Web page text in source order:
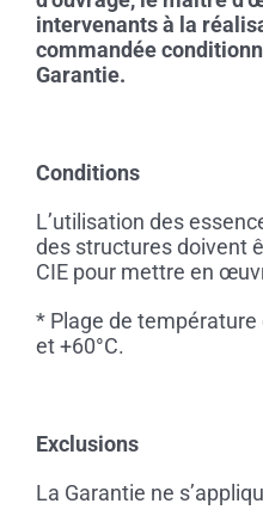
intervenants à la
commandée
Garantie.
Conditions
L’utilisation des
des structures doivent
CIE pour mettre en
* Plage de température
et +60°C.
Exclusions
La Garantie ne